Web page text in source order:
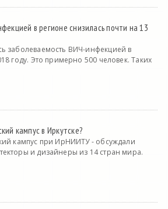
в регионе снизилась почти на 13
заболеваемость ВИЧ-инфекцией в
году. Это примерно 500 человек. Таких
кампус в Иркутске?
кампус при ИрНИИТУ - обсуждали
и дизайнеры из 14 стран мира.